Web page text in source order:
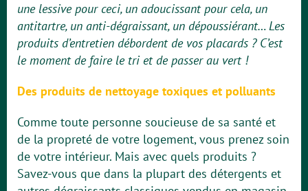
une lessive pour ceci, un adoucissant pour cela, un
antitartre, un anti-dégraissant, un dépoussiérant… Les
produits d’entretien débordent de vos placards ? C’est
le moment de faire le tri et de passer au vert !
Des produits de nettoyage toxiques et polluants
Comme toute personne soucieuse de sa santé et
de la propreté de votre logement, vous prenez soin
de votre intérieur. Mais avec quels produits ?
Savez-vous que dans la plupart des détergents et